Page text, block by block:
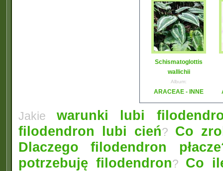
Schismatoglottis
wallichii
Album:
ARACEAE - INNE
Jakie warunki lubi
filodendron lubi cień? Co
Dlaczego filodendron
potrzebuję filodendron? Co